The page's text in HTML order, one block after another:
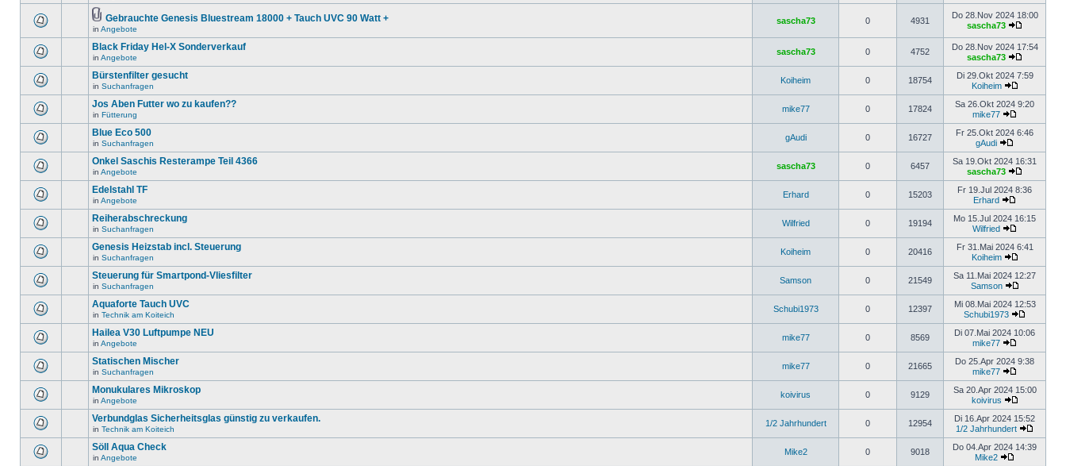
Gebrauchte Genesis Bluestream 18000 + Tauch UVC 90 Watt +
in Angebote
sascha73 0 4931
Do 28.Nov 2024 18:00
sascha73
Black Friday Hel-X Sonderverkauf
in Angebote
sascha73 0 4752
Do 28.Nov 2024 17:54
sascha73
Bürstenfilter gesucht
in Suchanfragen
Koiheim 0 18754
Di 29.Okt 2024 7:59
Koiheim
Jos Aben Futter wo zu kaufen??
in Fütterung
mike77 0 17824
Sa 26.Okt 2024 9:20
mike77
Blue Eco 500
in Suchanfragen
gAudi 0 16727
Fr 25.Okt 2024 6:46
gAudi
Onkel Saschis Resterampe Teil 4366
in Angebote
sascha73 0 6457
Sa 19.Okt 2024 16:31
sascha73
Edelstahl TF
in Angebote
Erhard 0 15203
Fr 19.Jul 2024 8:36
Erhard
Reiherabschreckung
in Suchanfragen
Wilfried 0 19194
Mo 15.Jul 2024 16:15
Wilfried
Genesis Heizstab incl. Steuerung
in Suchanfragen
Koiheim 0 20416
Fr 31.Mai 2024 6:41
Koiheim
Steuerung für Smartpond-Vliesfilter
in Suchanfragen
Samson 0 21549
Sa 11.Mai 2024 12:27
Samson
Aquaforte Tauch UVC
in Technik am Koiteich
Schubi1973 0 12397
Mi 08.Mai 2024 12:53
Schubi1973
Hailea V30 Luftpumpe NEU
in Angebote
mike77 0 8569
Di 07.Mai 2024 10:06
mike77
Statischen Mischer
in Suchanfragen
mike77 0 21665
Do 25.Apr 2024 9:38
mike77
Monukulares Mikroskop
in Angebote
koivirus 0 9129
Sa 20.Apr 2024 15:00
koivirus
Verbundglas Sicherheitsglas günstig zu verkaufen.
in Technik am Koiteich
1/2 Jahrhundert 0 12954
Di 16.Apr 2024 15:52
1/2 Jahrhundert
Söll Aqua Check
in Angebote
Mike2 0 9018
Do 04.Apr 2024 14:39
Mike2